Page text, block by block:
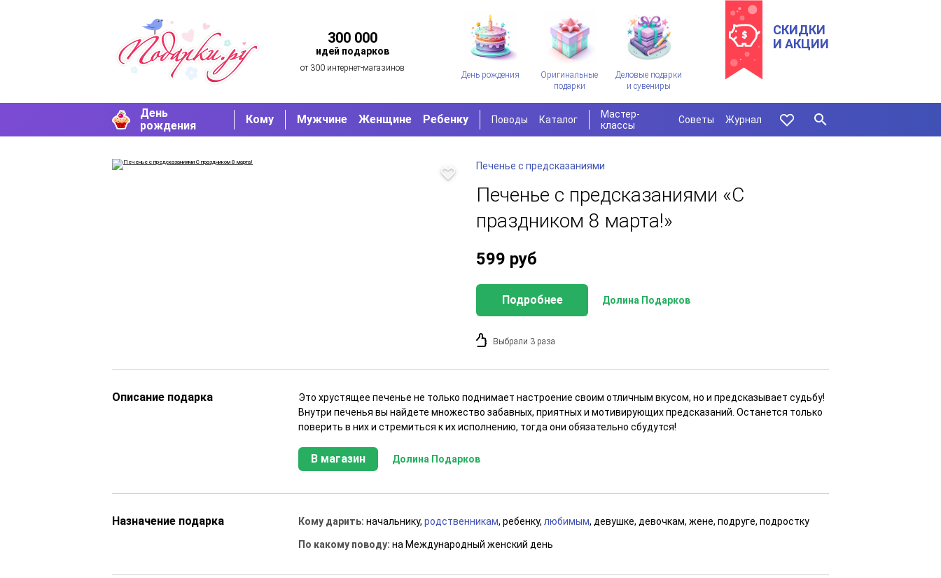
300 000
идей подарков
от 300 интернет-магазинов
День рождения
Оригинальные
подарки
Деловые подарки
и сувениры
СКИДКИ
И АКЦИИ
День
рождения
Кому Мужчине Женщине Ребенку Поводы Каталог
Мастер-
классы
Советы Журнал
Печенье с предсказаниями
Печенье с предсказаниями «С
праздником 8 марта!»
599 руб
Подробнее Долина Подарков
Выбрали 3 раза
Описание подарка
Это хрустящее печенье не только поднимает настроение своим отличным вкусом, но и предсказывает судьбу!
Внутри печенья вы найдете множество забавных, приятных и мотивирующих предсказаний. Останется только
поверить в них и стремиться к их исполнению, тогда они обязательно сбудутся!
В магазин Долина Подарков
Назначение подарка Кому дарить:начальнику,родственникам, ребенку,любимым, девушке, девочкам, жене, подруге, подростку
По какому поводу:на Международный женский день